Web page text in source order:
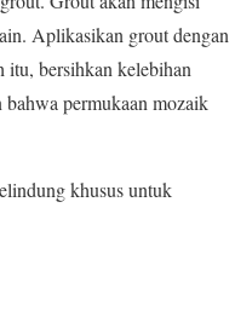
Aplikasikan grout dengan
itu, bersihkan kelebihan
bahwa permukaan mozaik
khusus untuk